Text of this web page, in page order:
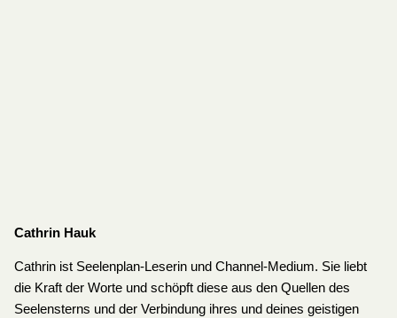
Cathrin Hauk
Cathrin ist Seelenplan-Leserin und Channel-Medium. Sie liebt
die Kraft der Worte und schöpft diese aus den Quellen des
Seelensterns und der Verbindung ihres und deines geistigen